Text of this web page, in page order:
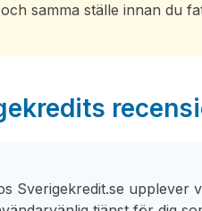
samma ställe innan du
Sverigekredit.se upplever